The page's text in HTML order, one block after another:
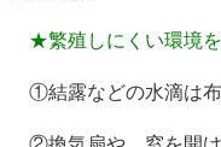
★繁殖しにくい環境
①結露などの水滴は布